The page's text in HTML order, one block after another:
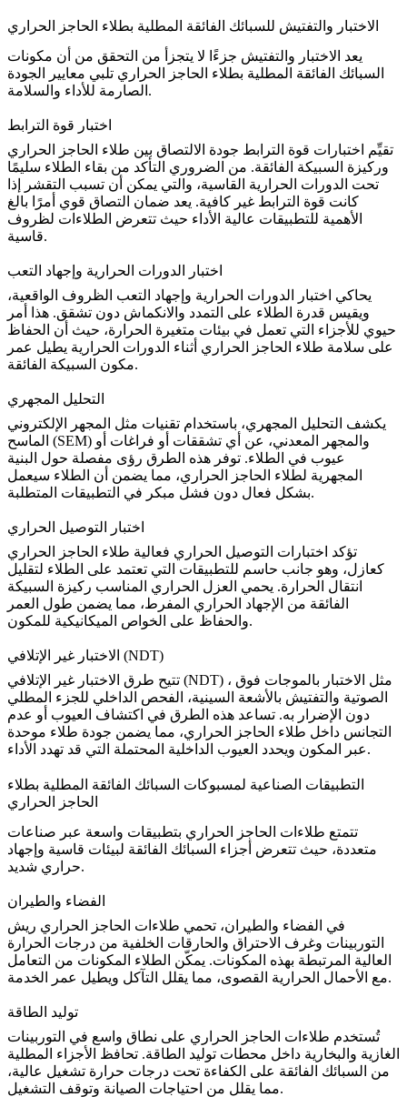
الاختبار والتفتيش للسبائك الفائقة المطلية بطلاء الحاجز الحراري
يعد الاختبار والتفتيش جزءًا لا يتجزأ من التحقق من أن مكونات
السبائك الفائقة المطلية بطلاء الحاجز الحراري تلبي معايير الجودة
الصارمة للأداء والسلامة.
اختبار قوة الترابط
تقيِّم اختبارات قوة الترابط جودة الالتصاق بين طلاء الحاجز الحراري
وركيزة السبيكة الفائقة. من الضروري التأكد من بقاء الطلاء سليمًا
تحت الدورات الحرارية القاسية، والتي يمكن أن تسبب التقشر إذا
كانت قوة الترابط غير كافية. يعد ضمان التصاق قوي أمرًا بالغ
الأهمية للتطبيقات عالية الأداء حيث تتعرض الطلاءات لظروف
قاسية.
اختبار الدورات الحرارية وإجهاد التعب
يحاكي اختبار الدورات الحرارية وإجهاد التعب الظروف الواقعية،
ويقيس قدرة الطلاء على التمدد والانكماش دون تشقق. هذا أمر
حيوي للأجزاء التي تعمل في بيئات متغيرة الحرارة، حيث أن الحفاظ
على سلامة طلاء الحاجز الحراري أثناء الدورات الحرارية يطيل عمر
مكون السبيكة الفائقة.
التحليل المجهري
يكشف التحليل المجهري، باستخدام تقنيات مثل المجهر الإلكتروني
الماسح (SEM) والمجهر المعدني، عن أي تشققات أو فراغات أو
عيوب في الطلاء. توفر هذه الطرق رؤى مفصلة حول البنية
المجهرية لطلاء الحاجز الحراري، مما يضمن أن الطلاء سيعمل
بشكل فعال دون فشل مبكر في التطبيقات المتطلبة.
اختبار التوصيل الحراري
تؤكد اختبارات التوصيل الحراري فعالية طلاء الحاجز الحراري
كعازل، وهو جانب حاسم للتطبيقات التي تعتمد على الطلاء لتقليل
انتقال الحرارة. يحمي العزل الحراري المناسب ركيزة السبيكة
الفائقة من الإجهاد الحراري المفرط، مما يضمن طول العمر
والحفاظ على الخواص الميكانيكية للمكون.
الاختبار غير الإتلافي (NDT)
تتيح طرق الاختبار غير الإتلافي (NDT) ، مثل الاختبار بالموجات فوق
الصوتية والتفتيش بالأشعة السينية، الفحص الداخلي للجزء المطلي
دون الإضرار به. تساعد هذه الطرق في اكتشاف العيوب أو عدم
التجانس داخل طلاء الحاجز الحراري، مما يضمن جودة طلاء موحدة
عبر المكون ويحدد العيوب الداخلية المحتملة التي قد تهدد الأداء.
التطبيقات الصناعية لمسبوكات السبائك الفائقة المطلية بطلاء
الحاجز الحراري
تتمتع طلاءات الحاجز الحراري بتطبيقات واسعة عبر صناعات
متعددة، حيث تتعرض أجزاء السبائك الفائقة لبيئات قاسية وإجهاد
حراري شديد.
الفضاء والطيران
في الفضاء والطيران، تحمي طلاءات الحاجز الحراري ريش
التوربينات وغرف الاحتراق والحارقات الخلفية من درجات الحرارة
العالية المرتبطة بهذه المكونات. يمكّن الطلاء المكونات من التعامل
مع الأحمال الحرارية القصوى، مما يقلل التآكل ويطيل عمر الخدمة.
توليد الطاقة
تُستخدم طلاءات الحاجز الحراري على نطاق واسع في التوربينات
الغازية والبخارية داخل محطات توليد الطاقة. تحافظ الأجزاء المطلية
من السبائك الفائقة على الكفاءة تحت درجات حرارة تشغيل عالية،
مما يقلل من احتياجات الصيانة وتوقف التشغيل.